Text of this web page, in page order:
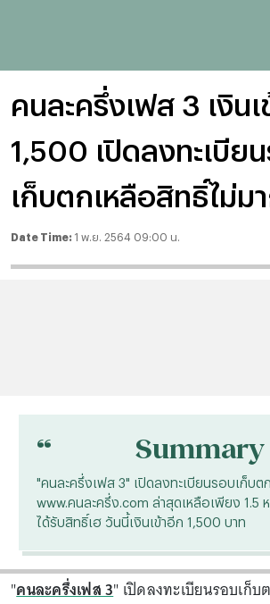
คนละครึ่งเฟส 3 เงิน
1,500 เปิดลงทะเบีย
เก็บตกเหลือสิทธิ์ไม่ม
Date Time: 1 พ.ย. 2564 09:00 น.
“ Summary
"คนละครึ่งเฟส 3" เปิดลงทะเบียนรอบเก็บต
www.คนละครึ่ง.com ล่าสุดเหลือเพียง 1.5
ได้รับสิทธิ์เฮ วันนี้เงินเข้าอีก 1,500 บาท
"คนละครึ่งเฟส 3" เปิดลงทะเบียนรอบเก็บ